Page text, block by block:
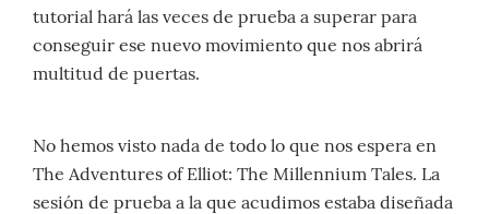
tutorial hará las veces de prueba a superar para
conseguir ese nuevo movimiento que nos abrirá
multitud de puertas.
No hemos visto nada de todo lo que nos espera en
The Adventures of Elliot: The Millennium Tales. La
sesión de prueba a la que acudimos estaba diseñada